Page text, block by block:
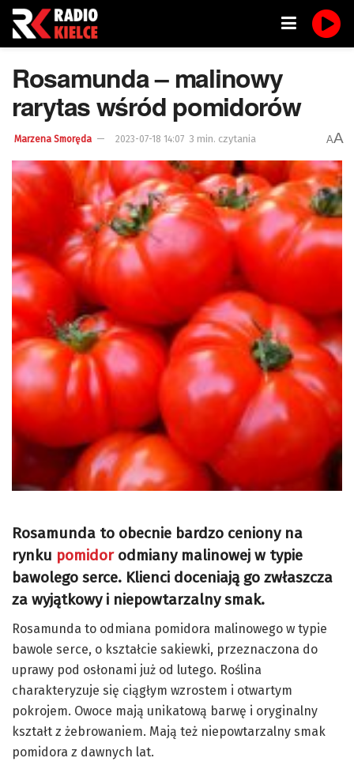
Rosamunda – malinowy
rarytas wśród pomidorów
Marzena Smoręda 2023-07-18 14:07 3 min. czytania AA
Rosamunda to obecnie bardzo ceniony na
rynku pomidorodmiany malinowej w typie
bawolego serce. Klienci doceniają go zwłaszcza
za wyjątkowy i niepowtarzalny smak.
Rosamunda to odmiana pomidora malinowego w typie
bawole serce, o kształcie sakiewki, przeznaczona do
uprawy pod osłonami już od lutego. Roślina
charakteryzuje się ciągłym wzrostem i otwartym
pokrojem. Owoce mają unikatową barwę i oryginalny
kształt z żebrowaniem. Mają też niepowtarzalny smak
pomidora z dawnych lat.